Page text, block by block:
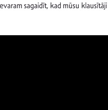
sagaidīt, kad mūsu